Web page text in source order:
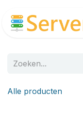
Alle producten